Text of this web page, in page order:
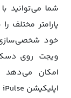
پارامتر مختلف
خود شخصی‌سازی
ویجت روی
امکان